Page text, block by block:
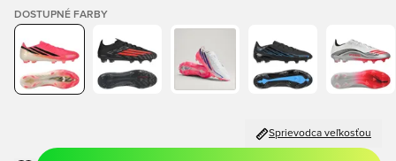
DOSTUPNÉ FARBY
Sprievodca veľkosťou